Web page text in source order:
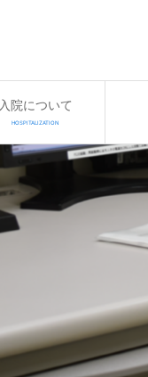
入院について
HOSPITALIZATION